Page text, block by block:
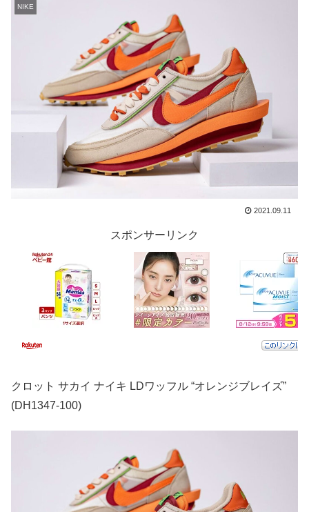
NIKE
2021.09.11
スポンサーリンク
クロット サカイ ナイキ LDワッフル “オレンジブレイズ”
(DH1347-100)